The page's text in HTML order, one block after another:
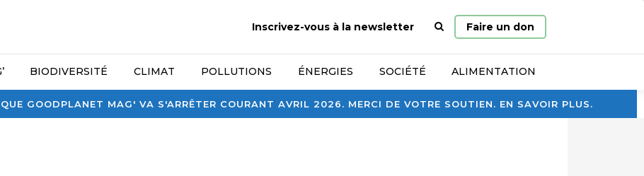
GOODPLANET MAG' VA S'ARRÊTER COURANT AVRIL 2026. MERCI DE VOTRE SOUTIEN. EN SAVOIR PLUS.
Inscrivez-vous à la newsletter
Page
d’accueil
Faire un don
BIODIVERSITÉ CLIMAT POLLUTIONS ÉNERGIES SOCIÉTÉ ALIMENTATION